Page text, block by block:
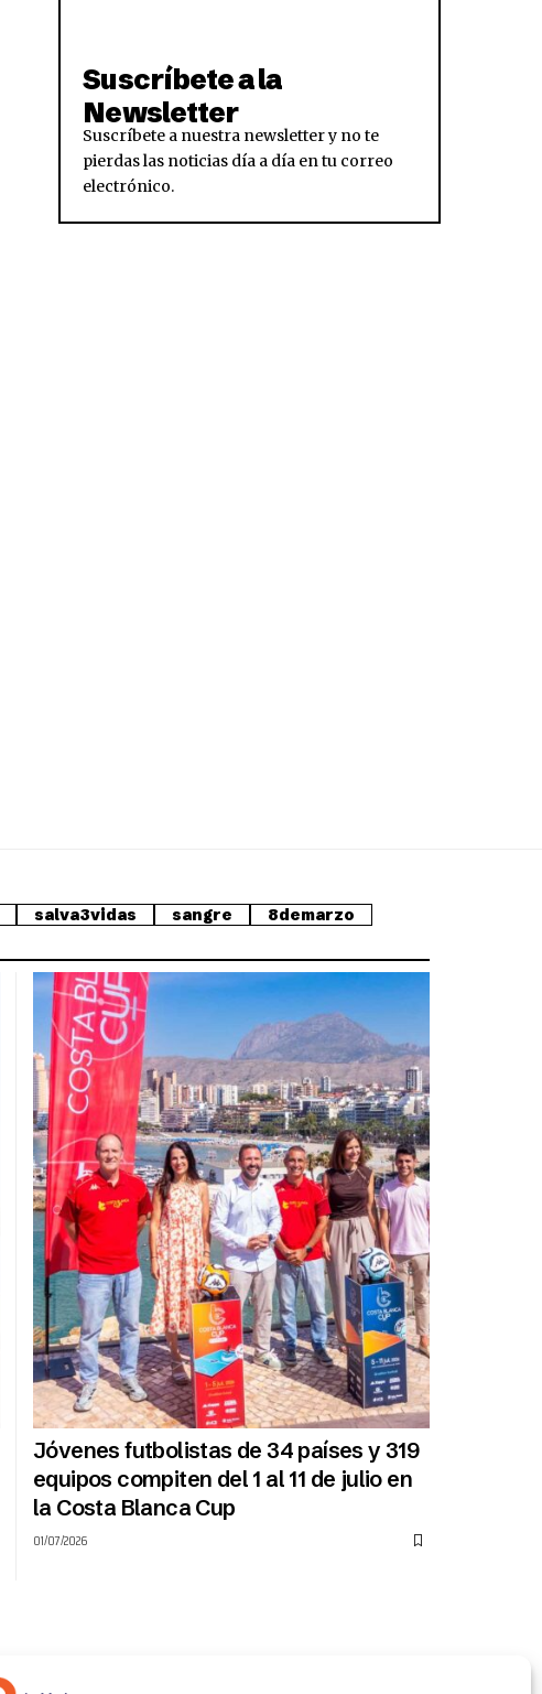
Suscríbete a la
Newsletter
Suscríbete a nuestra newsletter y no te
pierdas las noticias día a día en tu correo
electrónico.
salva3vidas sangre
8demarzo
Jóvenes futbolistas de 34 países y 319
equipos compiten del 1 al 11 de julio en
la Costa Blanca Cup
01/07/2026